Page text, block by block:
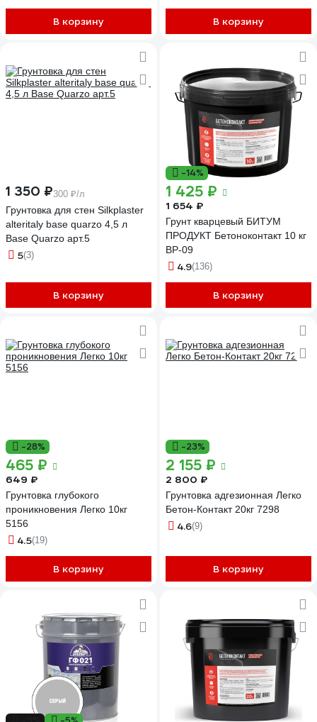
В корзину В корзину
1 350 ₽300 ₽/л
Грунтовка для стен Silkplaster
alteritaly base quarzo 4,5 л
Base Quarzo арт.5
5(3)
В корзину
-14%
1 425 ₽
1 654 ₽
Грунт кварцевый БИТУМ
ПРОДУКТ Бетоноконтакт 10 кг
BP-09
4.9(136)
В корзину
-28%
465 ₽
649 ₽
Грунтовка глубокого
проникновения Легко 10кг
5156
4.5(19)
В корзину
-23%
2 155 ₽
2 800 ₽
Грунтовка адгезионная Легко
Бетон-Контакт 20кг 7298
4.6(9)
В корзину